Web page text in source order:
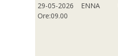
29-05-2026
Ore:09.00
ENNA